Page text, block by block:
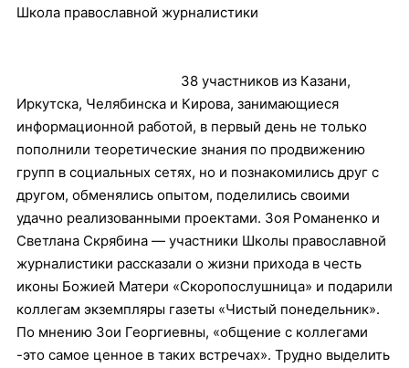
Школа православной журналистики
38 участников из Казани,
Иркутска, Челябинска и Кирова, занимающиеся
информационной работой, в первый день не только
пополнили теоретические знания по продвижению
групп в социальных сетях, но и познакомились друг с
другом, обменялись опытом, поделились своими
удачно реализованными проектами. Зоя Романенко и
Светлана Скрябина — участники Школы православной
журналистики рассказали о жизни прихода в честь
иконы Божией Матери «Скоропослушница» и подарили
коллегам экземпляры газеты «Чистый понедельник».
По мнению Зои Георгиевны, «общение с коллегами
-это самое ценное в таких встречах». Трудно выделить